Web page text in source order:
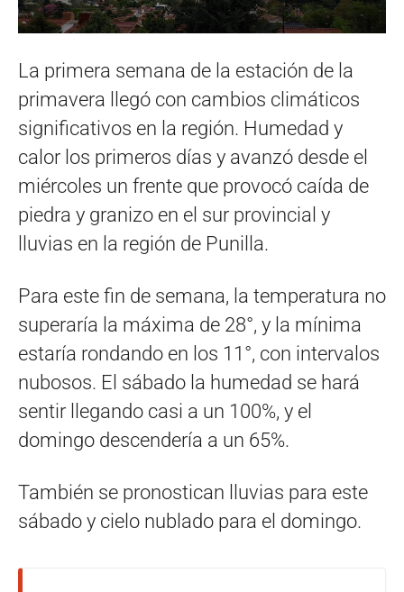
La primera semana de la estación de la
primavera llegó con cambios climáticos
significativos en la región. Humedad y
calor los primeros días y avanzó desde el
miércoles un frente que provocó caída de
piedra y granizo en el sur provincial y
lluvias en la región de Punilla.
Para este fin de semana, la temperatura no
superaría la máxima de 28°, y la mínima
estaría rondando en los 11°, con intervalos
nubosos. El sábado la humedad se hará
sentir llegando casi a un 100%, y el
domingo descendería a un 65%.
También se pronostican lluvias para este
sábado y cielo nublado para el domingo.